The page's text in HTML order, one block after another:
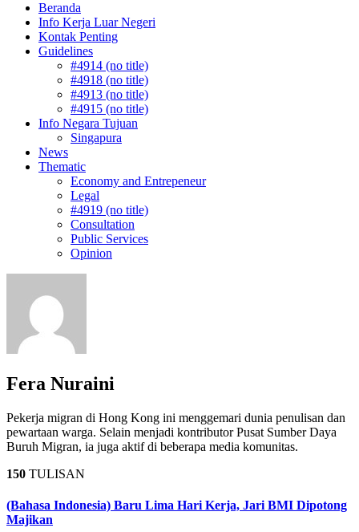
Beranda
Info Kerja Luar Negeri
Kontak Penting
Guidelines
#4914 (no title)
#4918 (no title)
#4913 (no title)
#4915 (no title)
Info Negara Tujuan
Singapura
News
Thematic
Economy and Entrepeneur
Legal
#4919 (no title)
Consultation
Public Services
Opinion
Fera Nuraini
Pekerja migran di Hong Kong ini menggemari dunia penulisan dan
pewartaan warga. Selain menjadi kontributor Pusat Sumber Daya
Buruh Migran, ia juga aktif di beberapa media komunitas.
150 TULISAN
(Bahasa Indonesia) Baru Lima Hari Kerja, Jari BMI Dipotong
Majikan